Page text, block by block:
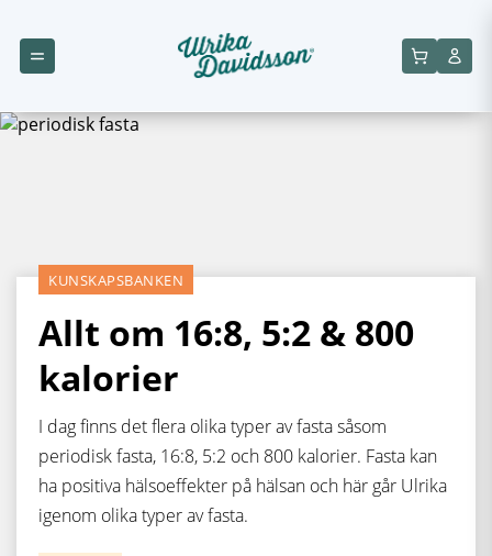
KUNSKAPSBANKEN
Allt om 16:8, 5:2 & 800
kalorier
I dag finns det flera olika typer av fasta såsom
periodisk fasta, 16:8, 5:2 och 800 kalorier. Fasta kan
ha positiva hälsoeffekter på hälsan och här går Ulrika
igenom olika typer av fasta.